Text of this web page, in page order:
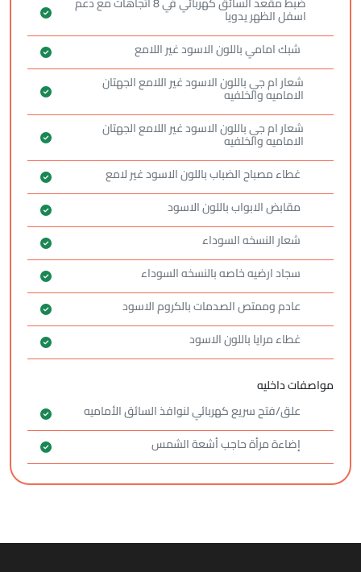
اسفل الظهر يدويا
شبك امامي باللون الاسود غير اللامع
شعار ام جي باللون الاسود غير اللامع الجهتان
الاماميه والخلفيه
شعار ام جي باللون الاسود غير اللامع الجهتان
الاماميه والخلفيه
غطاء مصباح الضباب باللون الاسود غير لامع
مقابض الابواب باللون الاسود
شعار النسخه السوداء
سجاد ارضيه خاصه بالنسخه السوداء
عادم وممتص الصدمات بالكروم الاسود
غطاء مرايا باللون الاسود
مواصفات داخليه
علق/فتح سريع كهربائي لنوافذ السائق الأماميه
‏إضاءة ‏مرأة حاجب أشعة الشمس